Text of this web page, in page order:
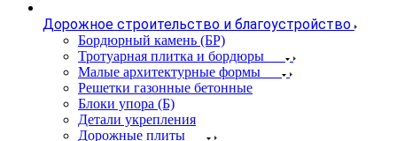
Дорожное строительство и благоустройство
Бордюрный камень (БР)
Тротуарная плитка и бордюры
Малые архитектурные формы
Решетки газонные бетонные
Блоки упора (Б)
Детали укрепления
Дорожные плиты